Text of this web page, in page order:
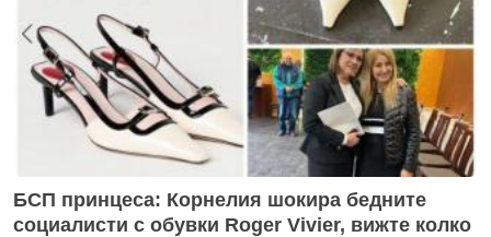
БСП принцеса: Корнелия шокира бедните
социалисти с обувки Roger Vivier, вижте колко